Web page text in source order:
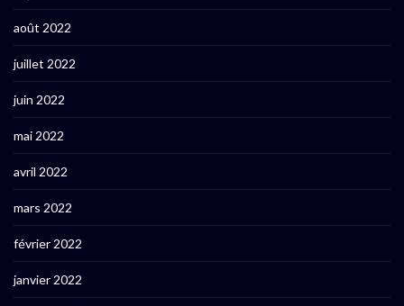
août 2022
juillet 2022
juin 2022
mai 2022
avril 2022
mars 2022
février 2022
janvier 2022